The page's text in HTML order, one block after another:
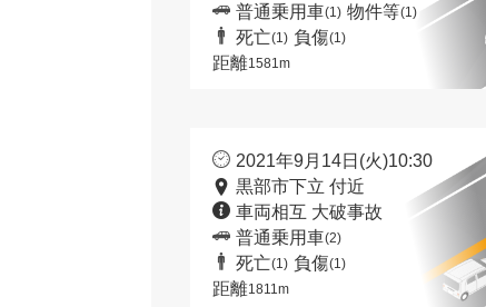
普通乗用車(1) 物件等(1)
死亡(1) 負傷(1)
距離1581m
2021年9月14日(火)10:30
黒部市下立 付近
車両相互 大破事故
普通乗用車(2)
死亡(1) 負傷(1)
距離1811m